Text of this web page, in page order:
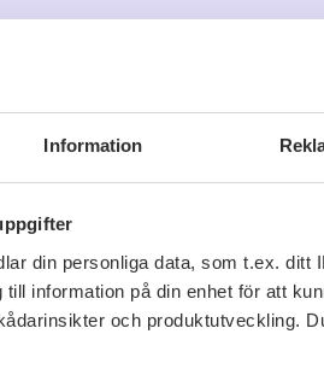
Information
din personliga data, som t.ex. ditt
information på din enhet för att
och produktutveckling.
kommentera